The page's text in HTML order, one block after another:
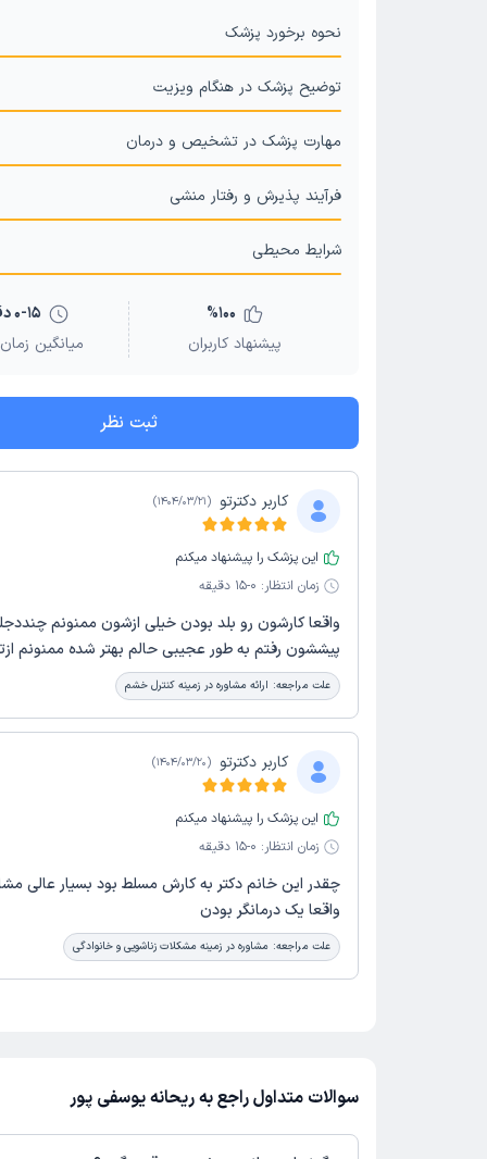
نحوه برخورد پزشک
توضیح پزشک در هنگام ویزیت
مهارت پزشک در تشخیص و درمان
فرآیند پذیرش و رفتار منشی
شرایط محیطی
%100
پیشنهاد کاربران
0-15 دقیقه
میانگین زمان
ثبت نظر
کاربر دکترتو (
1404/03/21
)
این پزشک را پیشنهاد میکنم
زمان انتظار: 0-15 دقیقه
واقعا کارشون رو بلد بودن خیلی ازشون ممنونم
پیششون رفتم به طور عجیبی حالم بهتر شده ممنونم
علت مراجعه: ارائه مشاوره در زمینه کنترل خشم
کاربر دکترتو (
1404/03/20
)
این پزشک را پیشنهاد میکنم
زمان انتظار: 0-15 دقیقه
چقدر این خانم دکتر به کارش مسلط بود بسیار عالی
واقعا یک درمانگر بودن
علت مراجعه: مشاوره در زمینه مشکلات زناشویی و خانوادگی
سوالات متداول راجع به ریحانه یوسفی پور